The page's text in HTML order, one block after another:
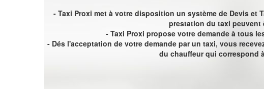
- Taxi Proxi met à votre disposition un système de Devis et
prestation du taxi peuvent
- Taxi Proxi propose votre demande à tous
- Dés l'acceptation de votre demande par un taxi, vous
du chauffeur qui correspond